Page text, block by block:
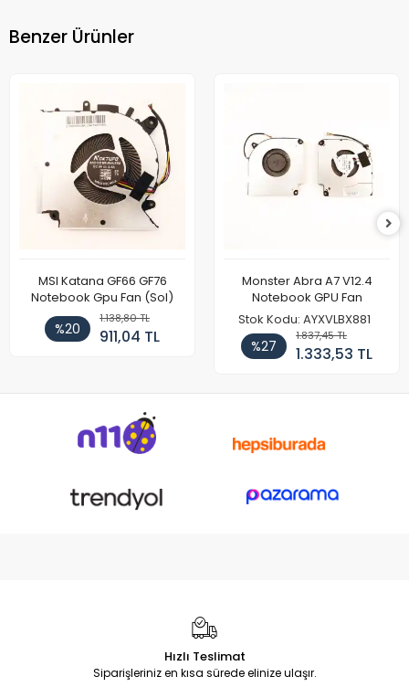
Benzer Ürünler
MSI Katana GF66 GF76
Notebook Gpu Fan (Sol)
%20
1.138,80 TL
911,04 TL
Monster Abra A7 V12.4
Notebook GPU Fan
Stok Kodu: AYXVLBX881
%27
1.837,45 TL
1.333,53 TL
Hızlı Teslimat
Siparişleriniz en kısa sürede elinize ulaşır.